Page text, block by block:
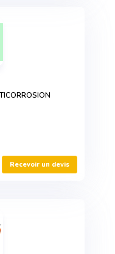
Recevoir un devis